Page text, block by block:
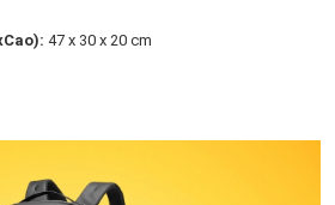
47 x 30 x 20 cm